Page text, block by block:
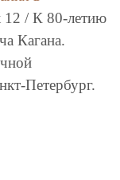
12 / К 80-летию
Кагана.
Петербург.